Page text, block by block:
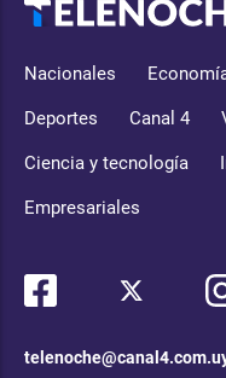
Nacionales
Deportes Canal 4
Ciencia y tecnología
Empresariales